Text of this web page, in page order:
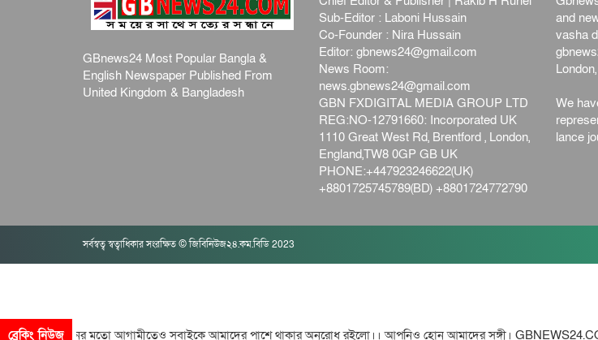
GBnews24 Most Popular Bangla &
English Newspaper Published From
United Kingdom & Bangladesh
Sub-Editor : Laboni Hussain
Co-Founder : Nira Hussain
Editor:gbnews24@gmail.com
News Room:
news.gbnews24@gmail.com
GBN FXDIGITAL MEDIA GROUP LTD
REG:NO-12791660: Incorporated UK
1110 Great West Rd, Brentford , London,
England,TW8 0GP GB UK
PHONE:+447923246622(UK)
+8801725745789(BD) +8801724772790
and
vasha
We
lance
সর্বস্বত্ব স্বত্বাধিকার সংরক্ষিত © জিবিনিউজ২৪.কম.বিডি 2023
ব্রেকিং নিউজদিনের মতো আগামীতেও সবাইকে আমাদের পাশে থাকার অনুরোধ রইলো।। আপনিও হোন আমাদের সঙ্গী। GBNEWS24.COM